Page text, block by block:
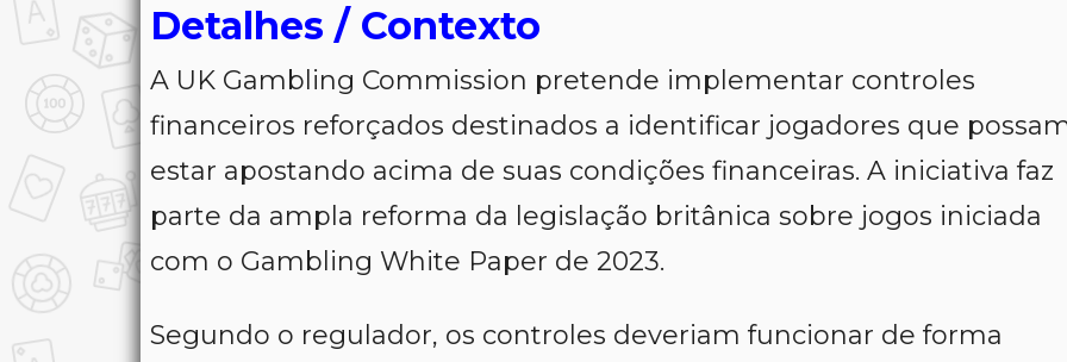
Detalhes / Contexto
A UK Gambling Commission pretende implementar controles
financeiros reforçados destinados a identificar jogadores que
estar apostando acima de suas condições financeiras. A iniciativa faz
parte da ampla reforma da legislação britânica sobre jogos iniciada
com o Gambling White Paper de 2023.
Segundo o regulador, os controles deveriam funcionar de forma